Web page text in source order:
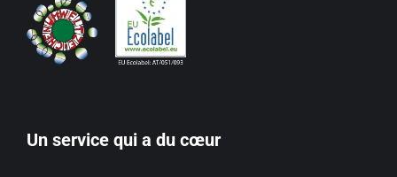
Un service qui a du cœur